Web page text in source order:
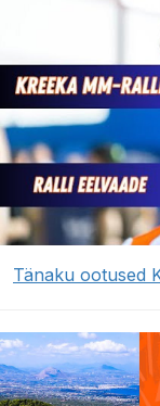
Tänaku ootused